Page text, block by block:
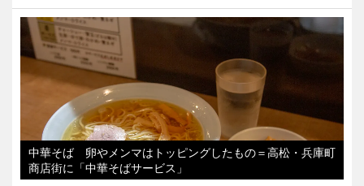
中華そば 卵やメンマはトッピングしたもの＝高松・兵庫町
商店街に「中華そばサービス」